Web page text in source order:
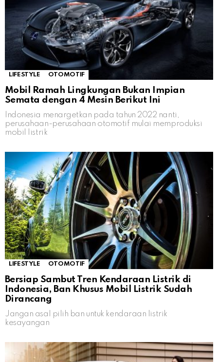
LIFESTYLE OTOMOTIF
Mobil Ramah Lingkungan Bukan Impian
Semata dengan 4 Mesin Berikut Ini
Indonesia menargetkan pada tahun 2022 nanti,
perusahaan-perusahaan otomotif mulai memproduksi
mobil listrik
LIFESTYLE OTOMOTIF
Bersiap Sambut Tren Kendaraan Listrik di
Indonesia, Ban Khusus Mobil Listrik Sudah
Dirancang
Jangan asal pilih ban untuk kendaraan listrik
kesayangan